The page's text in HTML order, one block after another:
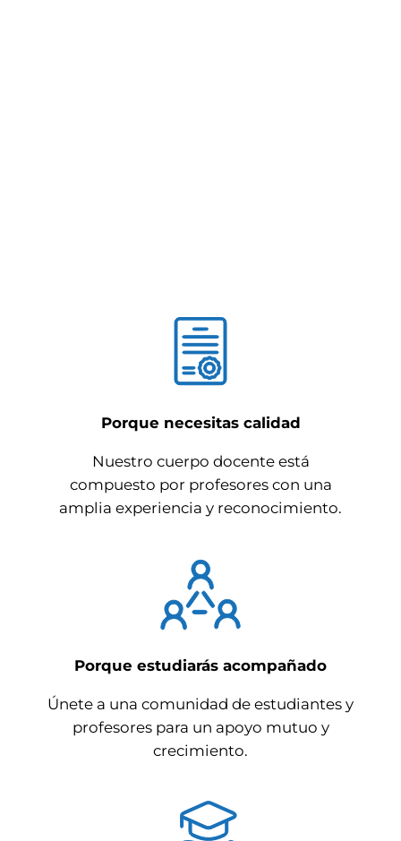
Porque necesitas calidad
Nuestro cuerpo docente está
compuesto por profesores con una
amplia experiencia y reconocimiento.
Porque estudiarás acompañado
Únete a una comunidad de estudiantes y
profesores para un apoyo mutuo y
crecimiento.